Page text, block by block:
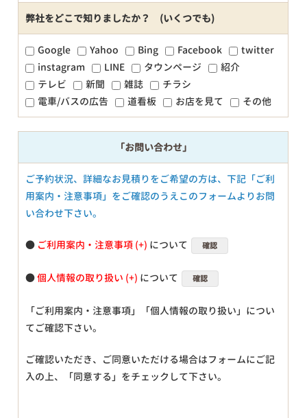
弊社をどこで知りましたか？ (いくつでも)
Google Yahoo Bing Facebook
twitter
instagram
LINE タウンページ
紹介
テレビ
新聞 雑誌
チラシ
電車/バスの広告
道看板 お店を見て その他
「お問い合わせ」
ご予約状況、詳細なお見積りをご希望の方は、下記「ご利
用案内・注意事項」をご確認のうえこのフォームよりお問
い合わせ下さい。
● ご利用案内・注意事項 について 確認
●個人情報の取り扱い について 確認
「ご利用案内・注意事項」「個人情報の取り扱い」につい
てご確認下さい。
ご確認いただき、ご同意いただける場合はフォームにご記
入の上、「同意する」をチェックして下さい。